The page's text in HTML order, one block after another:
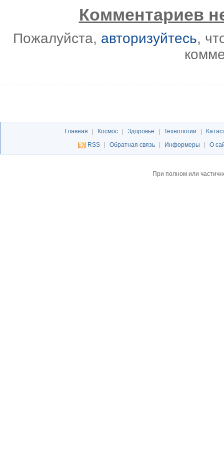
Комментариев
Пожалуйста, авторизуйтесь,
Главная Космос Здоровье Технологии
RSS
Обратная связь Информеры О
При полном или